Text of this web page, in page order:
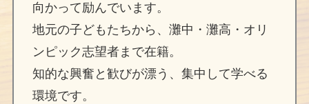
向かって励んでいます。
地元の子どもたちから、灘中・灘高・オリ
ンピック志望者まで在籍。
知的な興奮と歓びが漂う、集中して学べる
環境です。